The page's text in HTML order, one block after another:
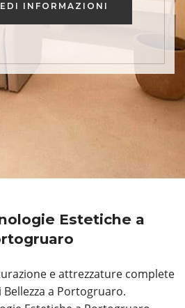
INFORMAZIONI
Estetiche a
e attrezzature complete
Bellezza a Portogruaro.